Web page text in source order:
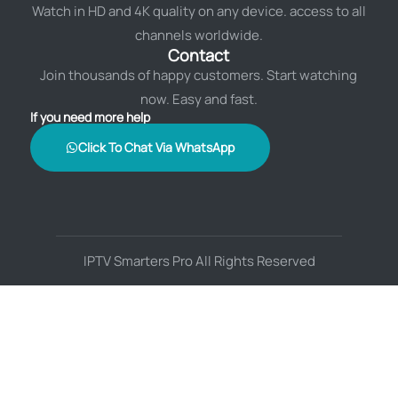
Watch in HD and 4K quality on any device. access to all
channels worldwide.
Contact
Join thousands of happy customers. Start watching
now. Easy and fast.
If you need more help
Click To Chat Via WhatsApp
IPTV Smarters Pro All Rights Reserved